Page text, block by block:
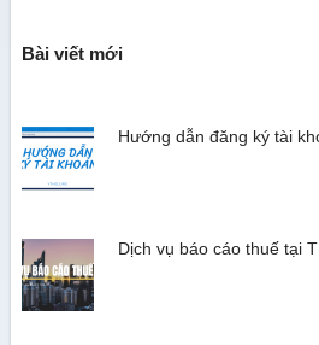
Bài viết mới
Hướng dẫn đăng ký tài
Dịch vụ báo cáo thuế tại